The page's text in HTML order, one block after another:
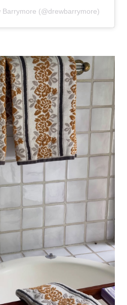
Barrymore (@drewbarrymore)